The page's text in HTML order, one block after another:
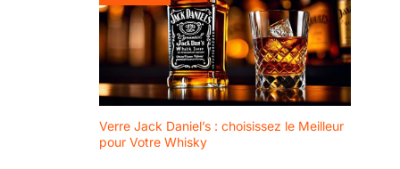
Verre Jack Daniel’s : choisissez le Meilleur
pour Votre Whisky